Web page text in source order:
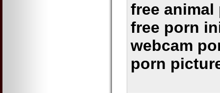
free
free porn
webcam
porn